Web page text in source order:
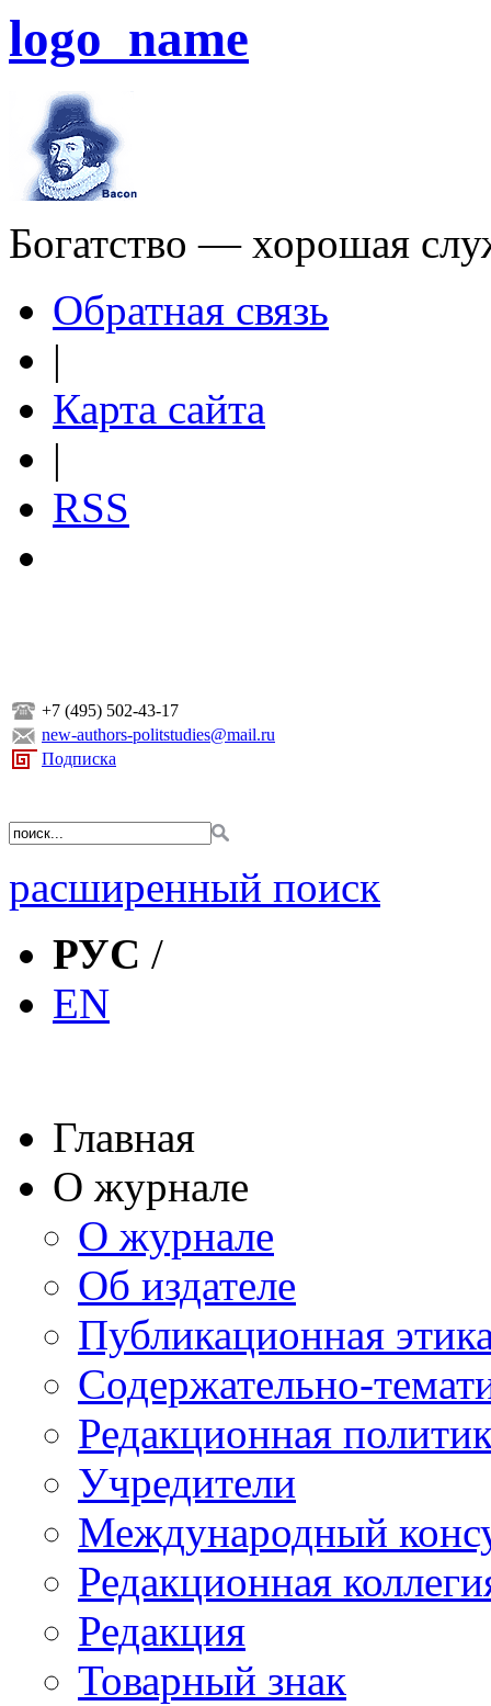
logo_name
Богатство — хорошая
Обратная связь
|
Карта сайта
|
RSS
+7 (495) 502-43-17
new-authors-politstudies@mail.ru
Подписка
расширенный поиск
РУС /
EN
Главная
О журнале
О журнале
Об издателе
Публикационная
Содержательно-
Редакционная
Учредители
Международный
Редакционная
Редакция
Товарный знак